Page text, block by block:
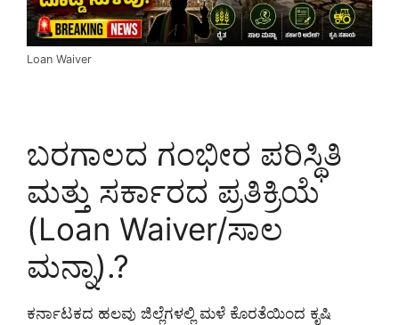
Loan Waiver
ಬರಗಾಲದ ಗಂಭೀರ ಪರಿಸ್ಥಿತಿ
ಮತ್ತು ಸರ್ಕಾರದ ಪ್ರತಿಕ್ರಿಯೆ
(Loan Waiver/ಸಾಲ
ಮನ್ನಾ).?
ಕರ್ನಾಟಕದ ಹಲವು ಜಿಲ್ಲೆಗಳಲ್ಲಿ ಮಳೆ ಕೊರತೆಯಿಂದ ಕೃಷಿ